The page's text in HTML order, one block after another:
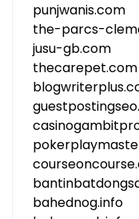
punjwanis.com
the-parcs-
jusu-gb.com
thecarepet.com
bahednog.info